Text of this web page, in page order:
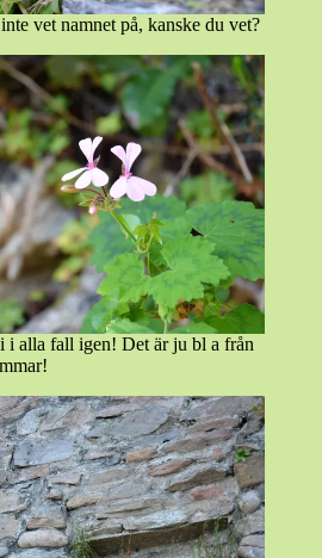
vet namnet på, kanske du vet?
i alla fall igen! Det är ju bl a från